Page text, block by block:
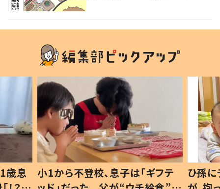
歳息
小1から不登校、息子は「ギフテ
ひ孫